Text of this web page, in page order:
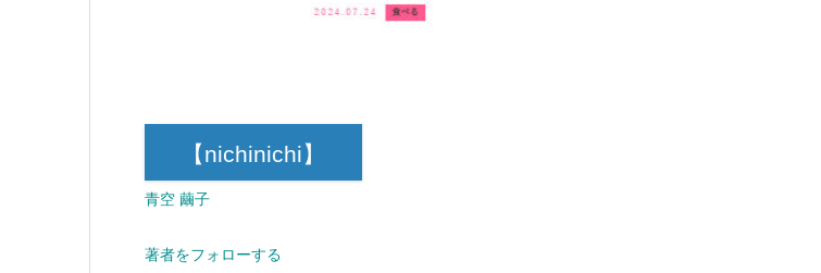
【nichinichi】
青空 繭子
著者をフォローする